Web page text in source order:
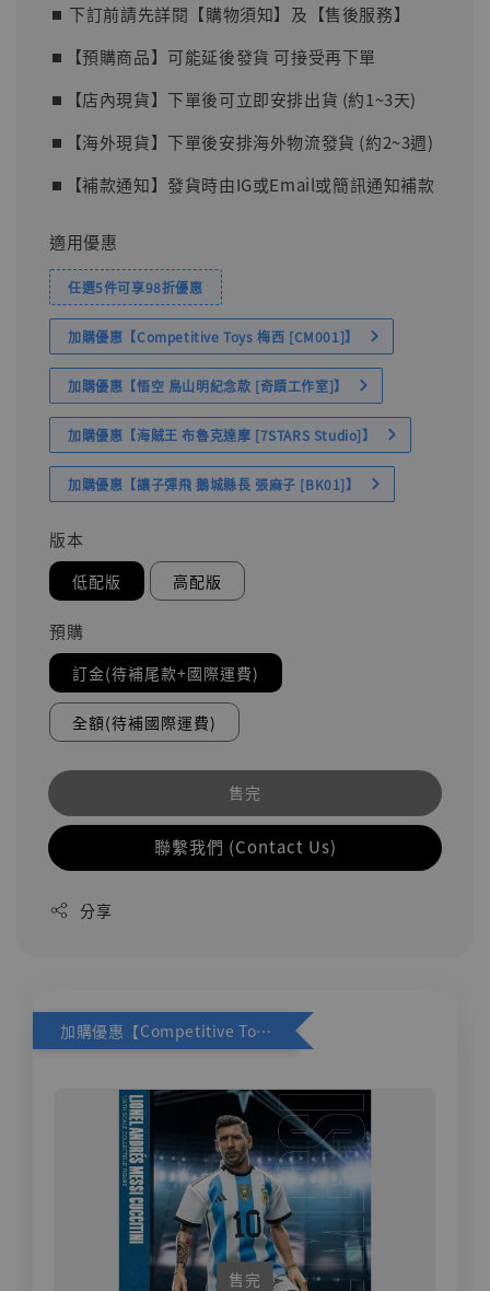
⏹︎ 下訂前請先詳閱【購物須知】及【售後服務】
⏹︎【預購商品】可能延後發貨 可接受再下單
⏹︎【店內現貨】下單後可立即安排出貨 (約1~3天)
⏹︎【海外現貨】下單後安排海外物流發貨 (約2~3週)
⏹︎【補款通知】發貨時由IG或Email或簡訊通知補款
適用優惠
任選5件可享98折優惠
加購優惠【Competitive Toys 梅西 [CM001]】
加購優惠【悟空 鳥山明紀念款 [奇蹟工作室]】
加購優惠【海賊王 布魯克達摩 [7STARS Studio]】
加購優惠【讓子彈飛 鵝城縣長 張麻子 [BK01]】
版本
低配版 高配版
預購
訂金(待補尾款+國際運費)
全額(待補國際運費)
售完
聯繫我們 (Contact Us)
分享
加購優惠【Competitive Toys 梅西 [CM001]】
售完